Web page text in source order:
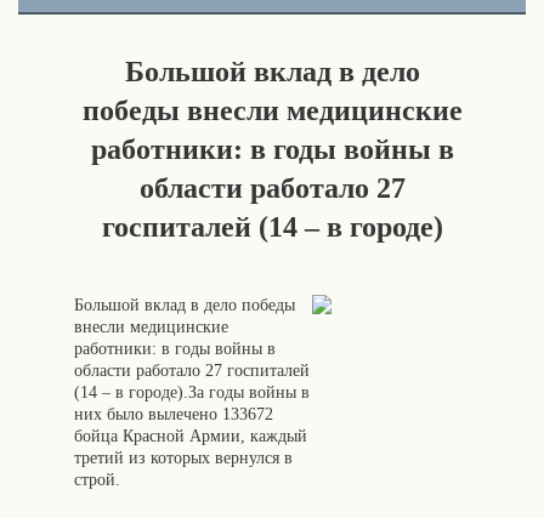
Большой вклад в дело
победы внесли медицинские
работники: в годы войны в
области работало 27
госпиталей (14 – в городе)
Большой вклад в дело победы
внесли медицинские
работники: в годы войны в
области работало 27 госпиталей
(14 – в городе).За годы войны в
них было вылечено 133672
бойца Красной Армии, каждый
третий из которых вернулся в
строй.